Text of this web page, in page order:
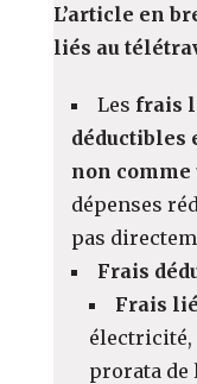
L’article en
liés au
Les frais
déductibles
non comme
dépenses
pas
Frais
Frais
électricité,
prorata de